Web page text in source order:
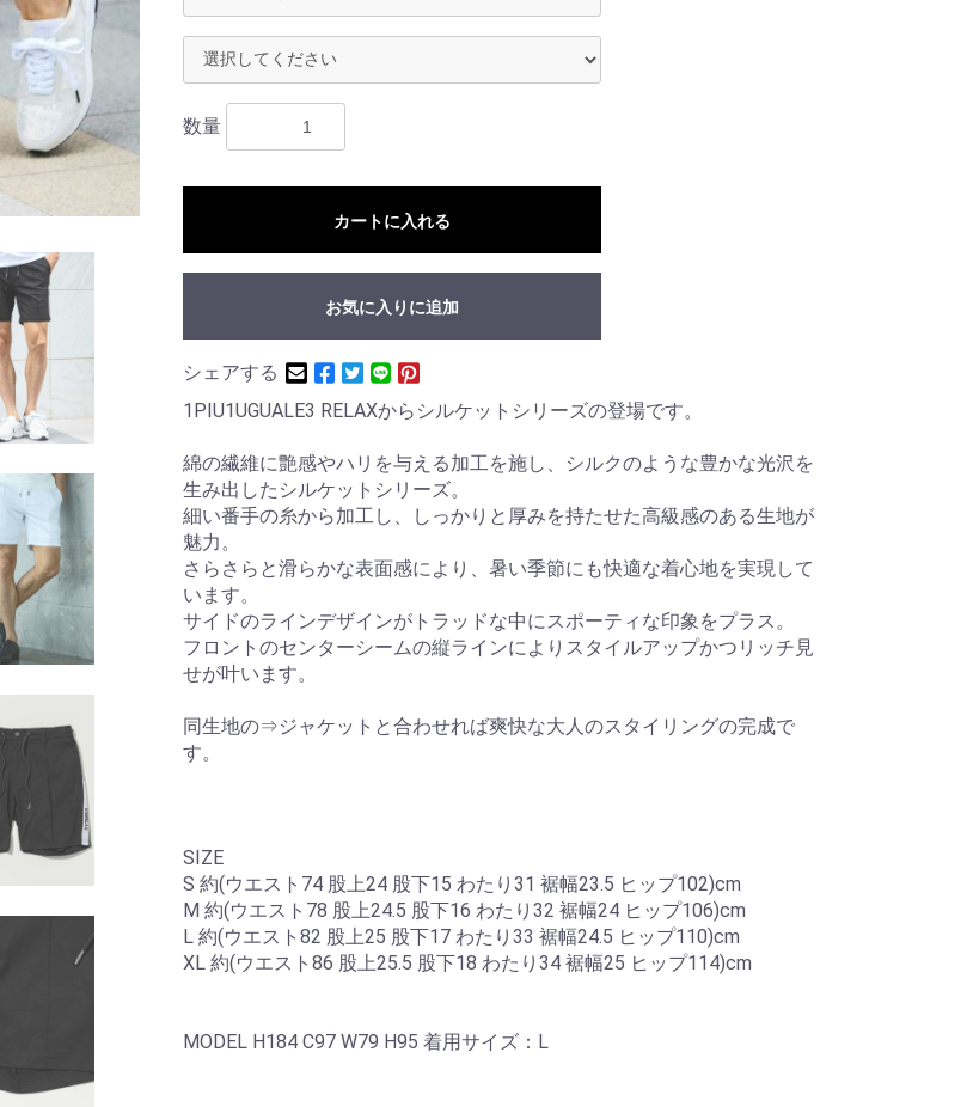
数量
カートに入れる
お気に入りに追加
シェアする
1PIU1UGUALE3 RELAXからシルケットシリーズの登場です。
綿の繊維に艶感やハリを与える加工を施し、シルクのような豊かな光沢を
生み出したシルケットシリーズ。
細い番手の糸から加工し、しっかりと厚みを持たせた高級感のある生地が
魅力。
さらさらと滑らかな表面感により、暑い季節にも快適な着心地を実現して
います。
サイドのラインデザインがトラッドな中にスポーティな印象をプラス。
フロントのセンターシームの縦ラインによりスタイルアップかつリッチ見
せが叶います。
同生地の⇒ジャケットと合わせれば爽快な大人のスタイリングの完成で
す。
SIZE
S 約(ウエスト74 股上24 股下15 わたり31 裾幅23.5 ヒップ102)cm
M 約(ウエスト78 股上24.5 股下16 わたり32 裾幅24 ヒップ106)cm
L 約(ウエスト82 股上25 股下17 わたり33 裾幅24.5 ヒップ110)cm
XL 約(ウエスト86 股上25.5 股下18 わたり34 裾幅25 ヒップ114)cm
MODEL H184 C97 W79 H95 着用サイズ：L